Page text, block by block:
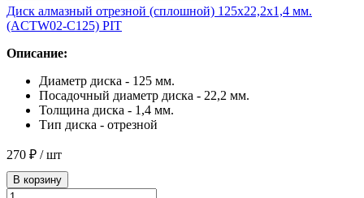
Диск алмазный отрезной (сплошной) 125x22,2x1,4 мм.
(ACTW02-C125) PIT
Описание:
Диаметр диска - 125 мм.
Посадочный диаметр диска - 22,2 мм.
Толщина диска - 1,4 мм.
Тип диска - отрезной
270 ₽ / шт
В корзину